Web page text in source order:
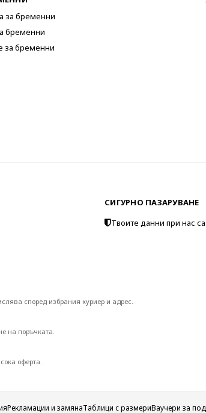
за бременни
бременни
за бременни
СИГУРНО ПАЗАРУВАНЕ
Твоите данни при нас
според избрания куриер и адрес.
на поръчката.
оферта.
Рекламации и замянаТаблици с размериВаучери за